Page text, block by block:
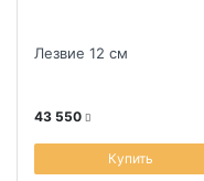
Лезвие 12 см
43 550
Купить